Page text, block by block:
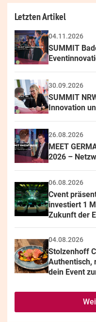
Letzten Artikel
04.11.2026
SUMMIT
30.09.2026
SUMMIT
Innovation
26.08.2026
MEET
2026 –
06.08.2026
Cvent
investiert 1
Zukunft der
04.08.2026
Stolzenhoff
Authentisch,
dein Event